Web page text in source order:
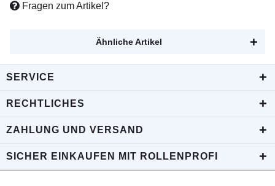
Fragen zum Artikel?
Ähnliche Artikel
SERVICE
RECHTLICHES
ZAHLUNG UND VERSAND
SICHER EINKAUFEN MIT ROLLENPROFI